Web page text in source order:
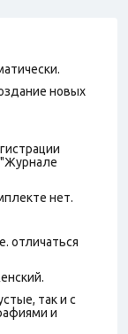
новых
"Журнале
нет.
отличаться
так и с
и